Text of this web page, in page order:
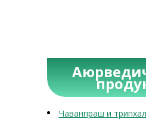
Чаванпраш и